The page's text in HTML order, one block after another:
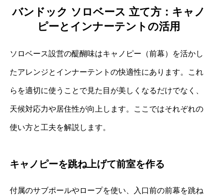
バンドック ソロベース 立て方：キャノ
ピーとインナーテントの活用
ソロベース設営の醍醐味はキャノピー（前幕）を活かし
たアレンジとインナーテントの快適性にあります。これ
らを適切に使うことで見た目が美しくなるだけでなく、
天候対応力や居住性が向上します。ここではそれぞれの
使い方と工夫を解説します。
キャノピーを跳ね上げて前室を作る
付属のサブポールやロープを使い、入口前の前幕を跳ね